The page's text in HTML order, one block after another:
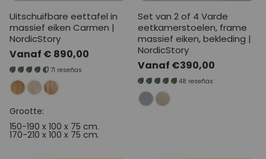
Uitschuifbare eettafel in
massief eiken Carmen |
NordicStory
Normale
prijs
Vanaf € 890,00
71 reseñas
Grootte:
150-190 x 100 x 75 cm.
170-210 x 100 x 75 cm.
Set van 2 of 4 Varde
eetkamerstoelen, frame
massief eiken, bekleding |
NordicStory
Normale
prijs
Vanaf €390,00
48 reseñas